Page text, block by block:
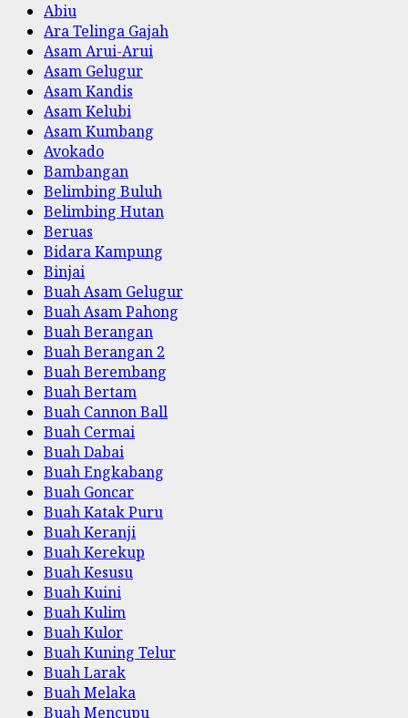
Abiu
Ara Telinga Gajah
Asam Arui-Arui
Asam Gelugur
Asam Kandis
Asam Kelubi
Asam Kumbang
Avokado
Bambangan
Belimbing Buluh
Belimbing Hutan
Beruas
Bidara Kampung
Binjai
Buah Asam Gelugur
Buah Asam Pahong
Buah Berangan
Buah Berangan 2
Buah Berembang
Buah Bertam
Buah Cannon Ball
Buah Cermai
Buah Dabai
Buah Engkabang
Buah Goncar
Buah Katak Puru
Buah Keranji
Buah Kerekup
Buah Kesusu
Buah Kuini
Buah Kulim
Buah Kulor
Buah Kuning Telur
Buah Larak
Buah Melaka
Buah Mencupu